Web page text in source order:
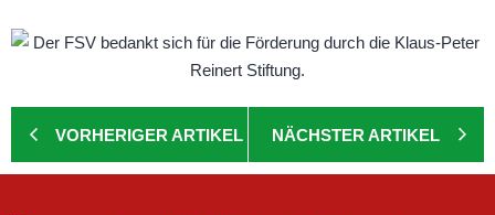
VORHERIGER ARTIKEL NÄCHSTER ARTIKEL